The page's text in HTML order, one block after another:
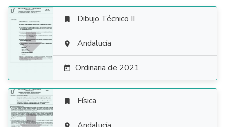

 Dibujo Técnico II
 Andalucía
 Ordinaria de 2021
 Física